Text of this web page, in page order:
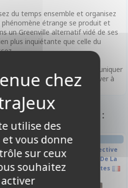
du temps ensemble et organisez
étrange se produit et
un Greenville alternatif vidé de ses
plus inquiétante que celle du
…
découvrez pouvoir communiquer
et allez tenter de vous retrouver à
affronter l’horreur ensemble.
également :
ENIGME
Sherlock Holmes - Détective
Conseil : Les Meurtres De La
Tamise Et Autres Enquêtes
utilise des
et vous donne
sur ceux
souhaitez
activer